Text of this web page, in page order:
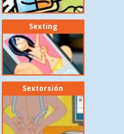
Sexting
Sextorsión